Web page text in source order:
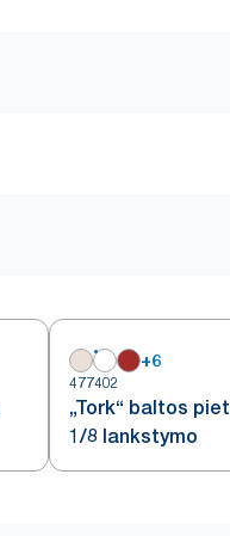
+6
477402
„Tork“ baltos
1/8 lankstymo